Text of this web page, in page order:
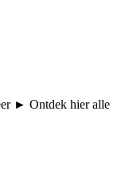
► Ontdek hier alle